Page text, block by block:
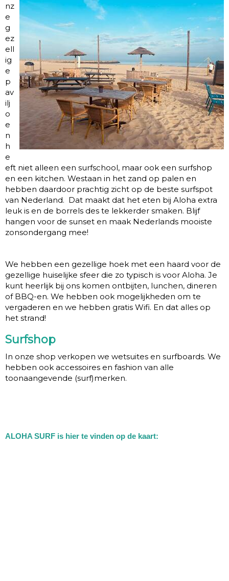
nz
e
g
ez
ell
ig
e
p
av
ilj
o
e
n
h
e
eft niet alleen een surfschool, maar ook een surfshop
en een kitchen. Westaan in het zand op palen en
hebben daardoor prachtig zicht op de beste surfspot
van Nederland. Dat maakt dat het eten bij Aloha extra
leuk is en de borrels des te lekkerder smaken. Blijf
hangen voor de sunset en maak Nederlands mooiste
zonsondergang mee!
We hebben een gezellige hoek met een haard voor de
gezellige huiselijke sfeer die zo typisch is voor Aloha. Je
kunt heerlijk bij ons komen ontbijten, lunchen, dineren
of BBQ-en. We hebben ook mogelijkheden om te
vergaderen en we hebben gratis Wifi. En dat alles op
het strand!
Surfshop
In onze shop verkopen we wetsuites en surfboards. We
hebben ook accessoires en fashion van alle
toonaangevende (surf)merken.
ALOHA SURF is hier te vinden op de kaart: